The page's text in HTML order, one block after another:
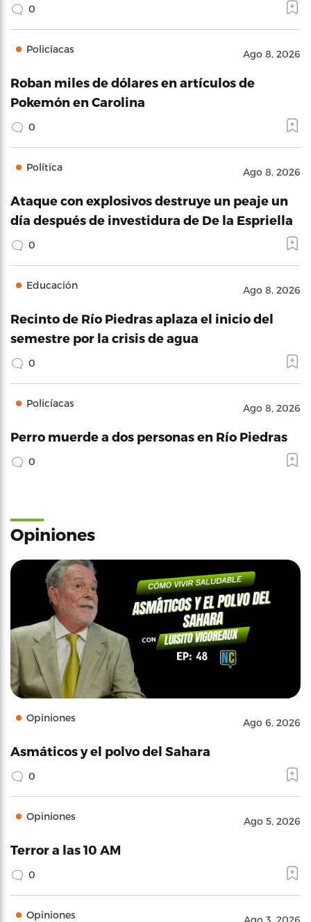
0
Policíacas Ago 8, 2026
Roban miles de dólares en artículos de
Pokemón en Carolina
0
Política Ago 8, 2026
Ataque con explosivos destruye un peaje un
día después de investidura de De la Espriella
0
Educación Ago 8, 2026
Recinto de Río Piedras aplaza el inicio del
semestre por la crisis de agua
0
Policíacas Ago 8, 2026
Perro muerde a dos personas en Río Piedras
0
Opiniones
Opiniones Ago 6, 2026
Asmáticos y el polvo del Sahara
0
Opiniones Ago 5, 2026
Terror a las 10 AM
0
Opiniones Ago 3, 2026